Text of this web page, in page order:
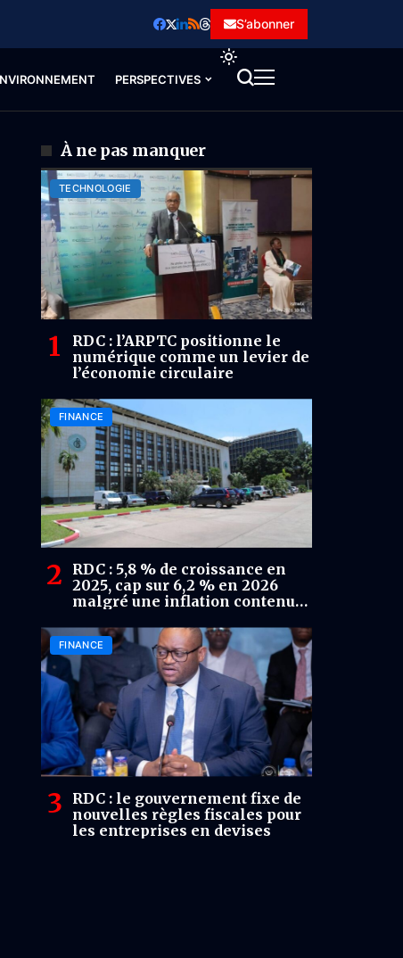
S’abonner
PERSPECTIVES
À ne pas manquer
TECHNOLOGIE
RDC : l’ARPTC positionne le
numérique comme un levier de
l’économie circulaire
FINANCE
RDC : 5,8 % de croissance en
2025, cap sur 6,2 % en 2026
malgré une inflation contenue
FINANCE
RDC : le gouvernement fixe de
nouvelles règles fiscales pour
les entreprises en devises